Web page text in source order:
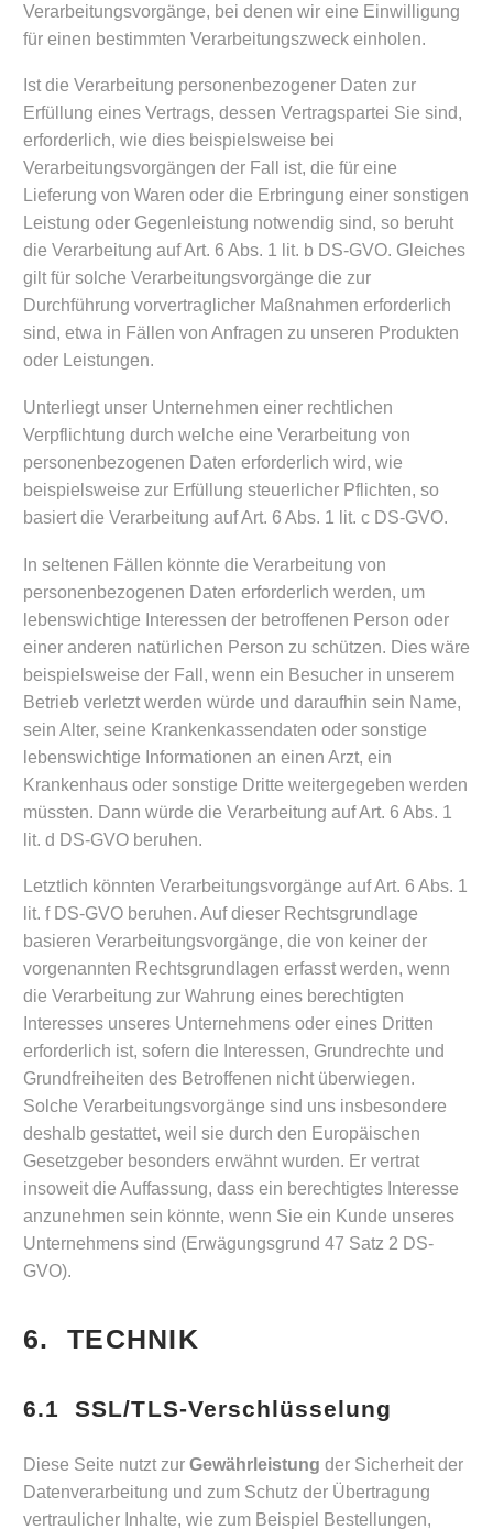
Verarbeitungsvorgänge, bei denen wir eine Einwilligung
für einen bestimmten Verarbeitungszweck einholen.
Ist die Verarbeitung personenbezogener Daten zur
Erfüllung eines Vertrags, dessen Vertragspartei Sie sind,
erforderlich, wie dies beispielsweise bei
Verarbeitungsvorgängen der Fall ist, die für eine
Lieferung von Waren oder die Erbringung einer sonstigen
Leistung oder Gegenleistung notwendig sind, so beruht
die Verarbeitung auf Art. 6 Abs. 1 lit. b DS-GVO. Gleiches
gilt für solche Verarbeitungsvorgänge die zur
Durchführung vorvertraglicher Maßnahmen erforderlich
sind, etwa in Fällen von Anfragen zu unseren Produkten
oder Leistungen.
Unterliegt unser Unternehmen einer rechtlichen
Verpflichtung durch welche eine Verarbeitung von
personenbezogenen Daten erforderlich wird, wie
beispielsweise zur Erfüllung steuerlicher Pflichten, so
basiert die Verarbeitung auf Art. 6 Abs. 1 lit. c DS-GVO.
In seltenen Fällen könnte die Verarbeitung von
personenbezogenen Daten erforderlich werden, um
lebenswichtige Interessen der betroffenen Person oder
einer anderen natürlichen Person zu schützen. Dies wäre
beispielsweise der Fall, wenn ein Besucher in unserem
Betrieb verletzt werden würde und daraufhin sein Name,
sein Alter, seine Krankenkassendaten oder sonstige
lebenswichtige Informationen an einen Arzt, ein
Krankenhaus oder sonstige Dritte weitergegeben werden
müssten. Dann würde die Verarbeitung auf Art. 6 Abs. 1
lit. d DS-GVO beruhen.
Letztlich könnten Verarbeitungsvorgänge auf Art. 6 Abs. 1
lit. f DS-GVO beruhen. Auf dieser Rechtsgrundlage
basieren Verarbeitungsvorgänge, die von keiner der
vorgenannten Rechtsgrundlagen erfasst werden, wenn
die Verarbeitung zur Wahrung eines berechtigten
Interesses unseres Unternehmens oder eines Dritten
erforderlich ist, sofern die Interessen, Grundrechte und
Grundfreiheiten des Betroffenen nicht überwiegen.
Solche Verarbeitungsvorgänge sind uns insbesondere
deshalb gestattet, weil sie durch den Europäischen
Gesetzgeber besonders erwähnt wurden. Er vertrat
insoweit die Auffassung, dass ein berechtigtes Interesse
anzunehmen sein könnte, wenn Sie ein Kunde unseres
Unternehmens sind (Erwägungsgrund 47 Satz 2 DS-
GVO).
6. TECHNIK
6.1 SSL/TLS-Verschlüsselung
Diese Seite nutzt zur Gewährleistung der Sicherheit der
Datenverarbeitung und zum Schutz der Übertragung
vertraulicher Inhalte, wie zum Beispiel Bestellungen,